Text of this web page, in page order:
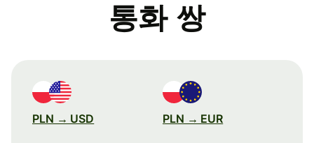
통화 쌍
PLN → USD PLN → EUR